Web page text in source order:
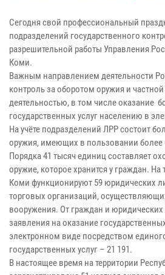
Сегодня свой профессиональный
подразделений государственного
разрешительной работы Управления
Коми.
Важным направлением деятельности
контроль за оборотом оружия и
деятельностью, в том числе оказание
государственных услуг населению в
На учёте подразделений ЛРР состоит
оружия, имеющих в пользовании более
Порядка 41 тысяч единиц составляет
оружие, которое хранится у граждан. На
Коми функционируют 59 юридических
торговых организаций,
вооружения. От граждан и юридических
заявления на оказание
электронном виде посредством
государственных услуг – 21 191.
В настоящее время на территории